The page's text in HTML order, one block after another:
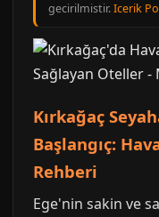
gecirilmistir.Icerik
Kırkağaç
Başlangıç:
Rehberi
Ege'nin sakin ve